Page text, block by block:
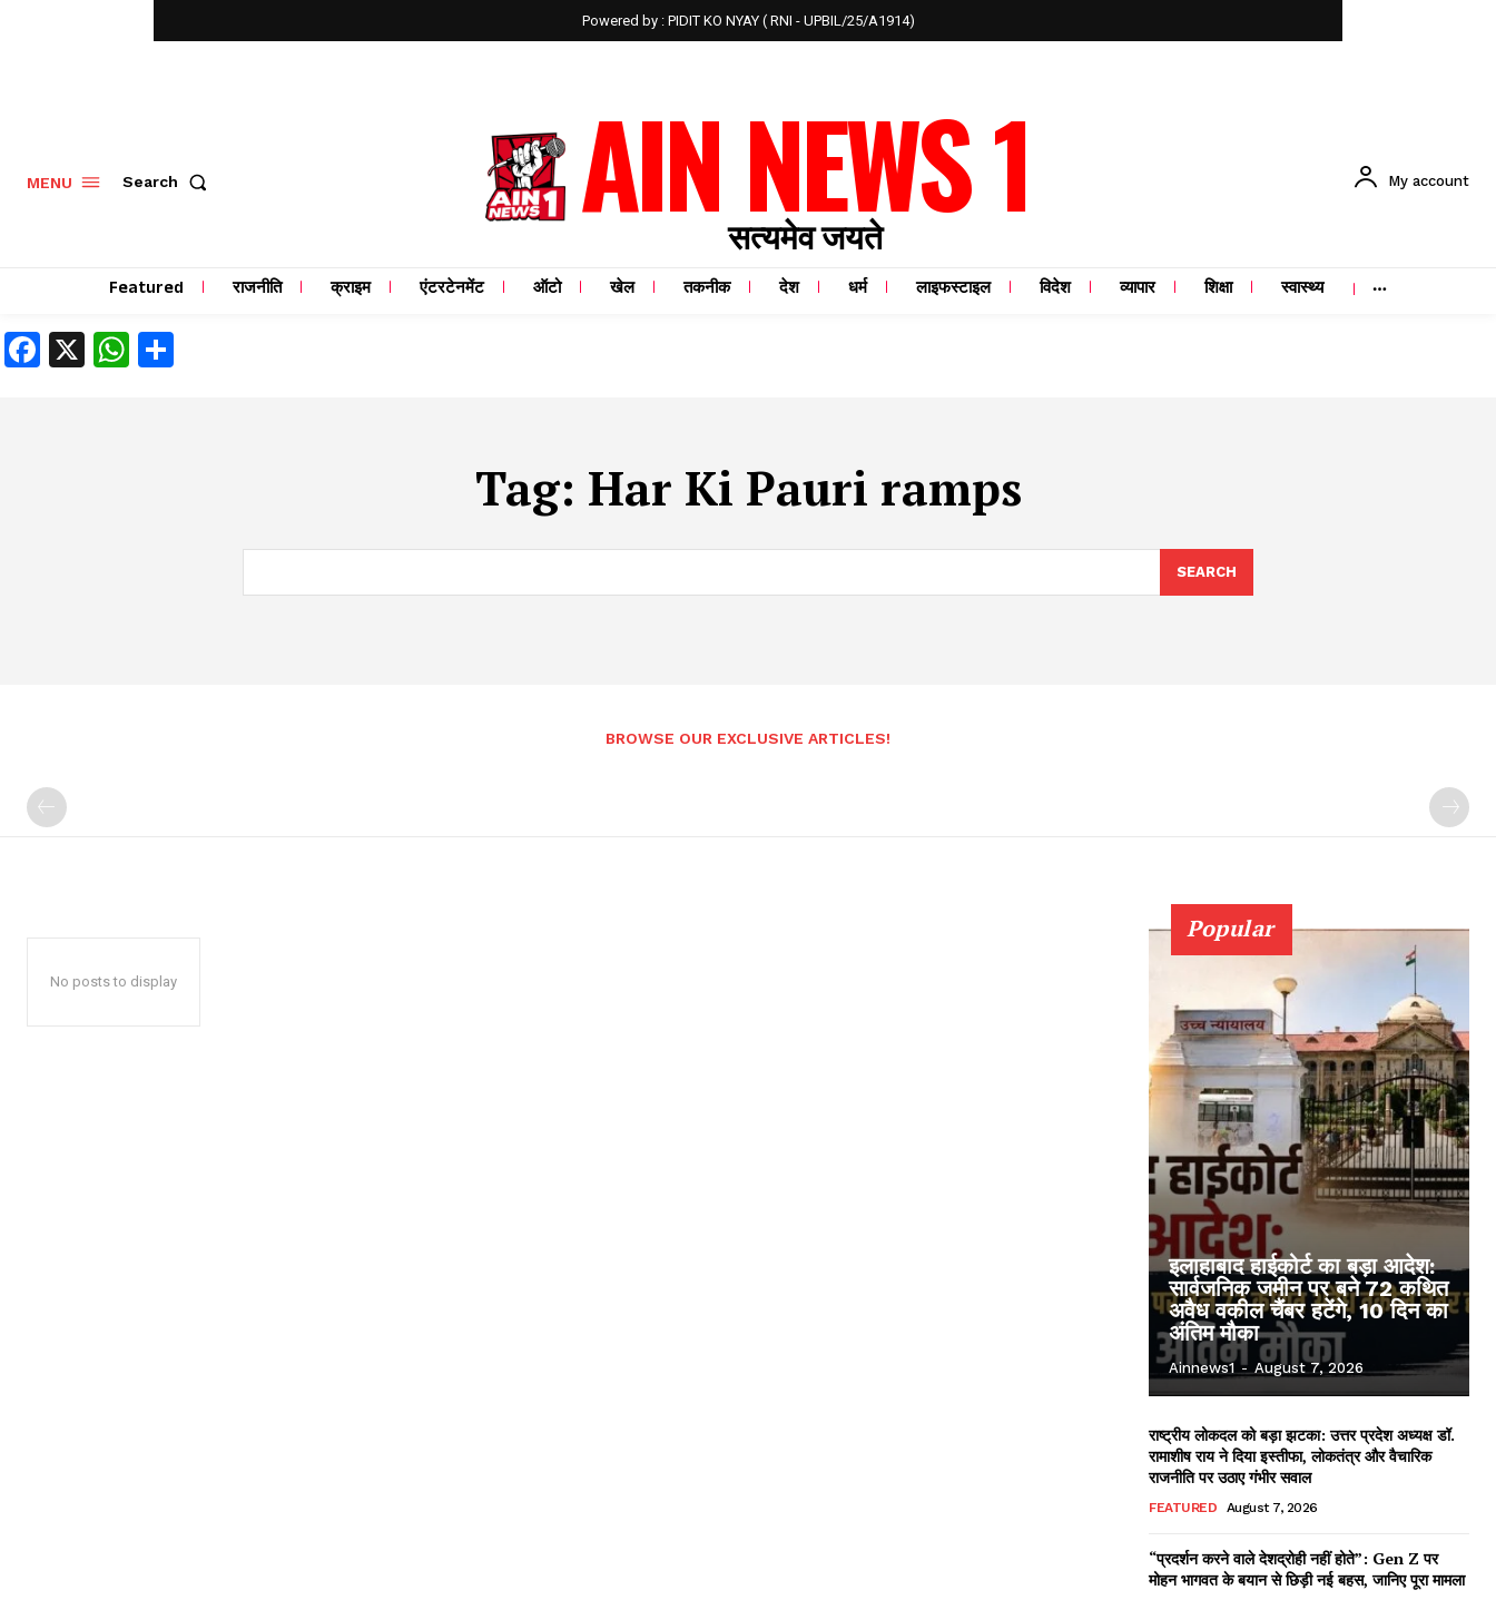
Powered by : PIDIT KO NYAY ( RNI - UPBIL/25/A1914)
MENU Search AIN NEWS 1
सत्यमेव जयते
My account
Featured राजनीति क्राइम एंटरटेनमेंट ऑटो खेल तकनीक देश धर्म लाइफस्टाइल विदेश व्यापार शिक्षा स्वास्थ्य
Facebook
X WhatsApp
Tag: Har Ki Pauri ramps
SEARCH
BROWSE OUR EXCLUSIVE ARTICLES!
No posts to display
Popular
इलाहाबाद हाईकोर्ट का बड़ा आदेश:
सार्वजनिक जमीन पर बने 72 कथित
अवैध वकील चैंबर हटेंगे, 10 दिन का
अंतिम मौका
Ainnews1 - August 7, 2026
राष्ट्रीय लोकदल को बड़ा झटका: उत्तर प्रदेश अध्यक्ष डॉ.
रामाशीष राय ने दिया इस्तीफा, लोकतंत्र और वैचारिक
राजनीति पर उठाए गंभीर सवाल
FEATURED August 7, 2026
“प्रदर्शन करने वाले देशद्रोही नहीं होते”: Gen Z पर
मोहन भागवत के बयान से छिड़ी नई बहस, जानिए पूरा मामला